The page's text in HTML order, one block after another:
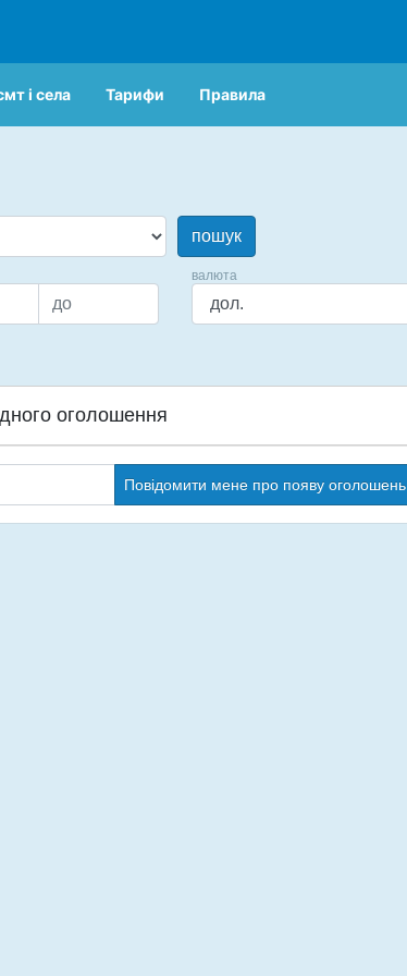
і села Тарифи Правила
пошук
валюта
оголошення
Повідомити мене про появу оголошень